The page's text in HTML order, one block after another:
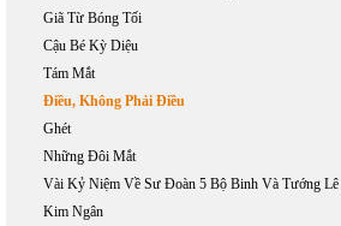
Giã Từ Bóng Tối
Cậu Bé Kỳ Diệu
Tám Mắt
Điều, Không Phải Điều
Ghét
Những Đôi Mắt
Vài Kỷ Niệm Về Sư Đoàn 5 Bộ Binh Và Tướng
Kim Ngân